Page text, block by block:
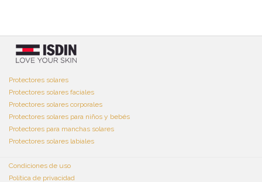
Protectores solares
Protectores solares faciales
Protectores solares corporales
Protectores solares para niños y bebés
Protectores para manchas solares
Protectores solares labiales
Condiciones de uso
Política de privacidad